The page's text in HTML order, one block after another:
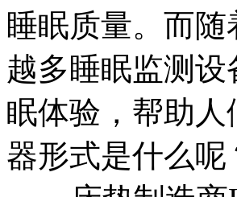
睡眠质量。而
越多睡眠监测
眠体验，帮助
器形式是什么